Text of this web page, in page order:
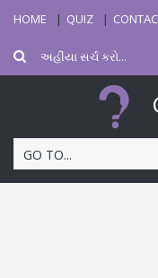
HOME QUIZ
GO TO...